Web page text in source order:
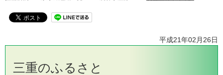
平成21年02月26日
三重のふるさと